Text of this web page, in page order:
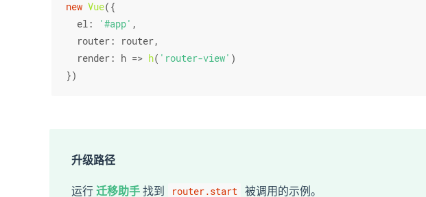
new Vue({
el : '#app' ,
router : router,
render : h => h( 'router-view' )
})
升级路径
运行 迁移助手找到 router.start 被调用的示例。